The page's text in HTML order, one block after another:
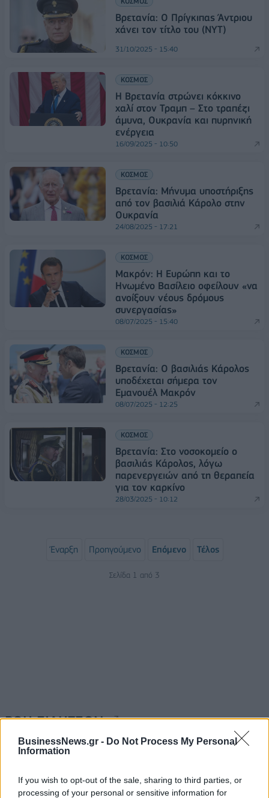
BusinessNews.gr - Do Not Process My Personal
Information
If you wish to opt-out of the sale, sharing to third parties, or
processing of your personal or sensitive information for
Βρετανία: Ο Πρίγκιπας Άντριου
χάνει τον τίτλο του (NYT)
31/10/2025 - 15:40
ΚΟΣΜΟΣ
Η Βρετανία στρώνει κόκκινο
χαλί στον Τραμπ – Στο τραπέζι
άμυνα, Ουκρανία και πυρηνική
ενέργεια
16/09/2025 - 10:50
ΚΟΣΜΟΣ
Βρετανία: Μήνυμα υποστήριξης
από τον βασιλιά Κάρολο στην
Ουκρανία
24/08/2025 - 17:21
ΚΟΣΜΟΣ
Μακρόν: Η Ευρώπη και το
Ηνωμένο Βασίλειο οφείλουν «να
ανοίξουν νέους δρόμους
συνεργασίας»
08/07/2025 - 15:40
ΚΟΣΜΟΣ
Βρετανία: Ο βασιλιάς Κάρολος
υποδέχεται σήμερα τον
Εμανουέλ Μακρόν
08/07/2025 - 12:25
ΚΟΣΜΟΣ
Βρετανία: Στο νοσοκομείο ο
βασιλιάς Κάρολος, λόγω
παρενεργειών από τη θεραπεία
για τον καρκίνο
28/03/2025 - 10:12
Έναρξη Προηγούμενο Επόμενο Τέλος
Σελίδα 1 από 3
ΡΟΗ ΕΙΔΗΣΕΩΝ
09/08/2026 - 14:34 ΠΟΛΙΤΙΚΗ